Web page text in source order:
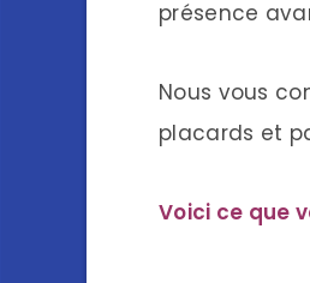
présence
Nous vous
placards et
Voici ce que